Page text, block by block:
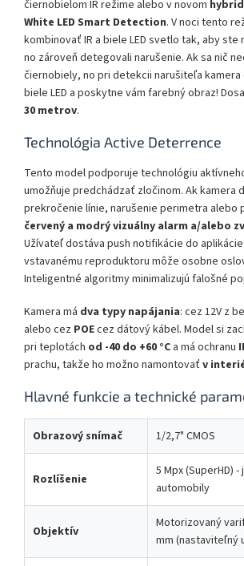
čiernobielom IR režime alebo v novom
White LED Smart Detection. V noci tento
kombinovať IR a biele LED svetlo tak, aby ste
no zároveň detegovali narušenie. Ak sa nič
čiernobiely, no pri detekcii narušiteľa
biele LED a poskytne vám farebný obraz!
30 metrov.
Technológia Active Deterrence
Tento model podporuje technológiu
umožňuje predchádzať zločinom. Ak kamera
prekročenie línie, narušenie perimetra alebo
červený a modrý vizuálny alarm a/alebo
Užívateľ dostáva push notifikácie do aplikácie
vstavanému reproduktoru môže osobne
Inteligentné algoritmy minimalizujú falošné
Kamera má dva typy napájania: cez 12V z
alebo cez POEcez dátový kábel. Model si
pri teplotách od -40 do +60 °C a má ochranu
prachu, takže ho možno namontovať v
Hlavné funkcie a technické
Obrazový snímač 1/2,7" CMOS
Rozlíšenie
5 Mpx (SuperHD)
automobily
Objektív
Motorizovaný
mm (nastaviteľný